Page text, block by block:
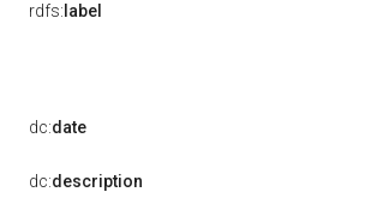
rdfs: label
dc:date
dc:description